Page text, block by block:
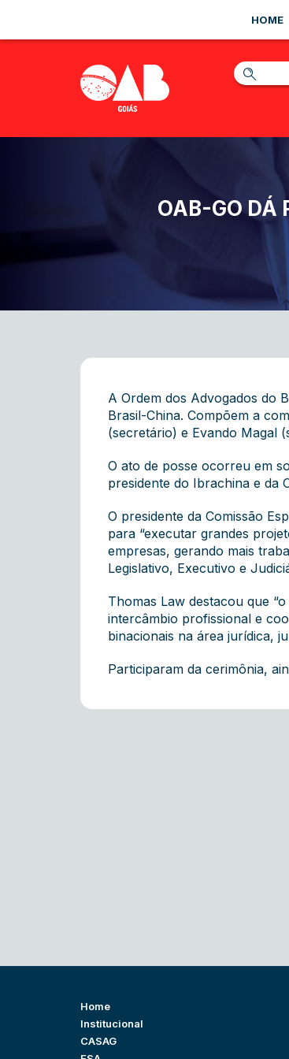
HOME
OAB-GO DÁ
A Ordem dos Advogados do
Brasil-China. Compõem a
(secretário) e Evando Magal
O ato de posse ocorreu em
presidente do Ibrachina e da
O presidente da Comissão
para “executar grandes
empresas, gerando mais
Legislativo, Executivo e
Thomas Law destacou que
intercâmbio profissional e
binacionais na área jurídica,
Participaram da cerimônia,
Home
Institucional
CASAG